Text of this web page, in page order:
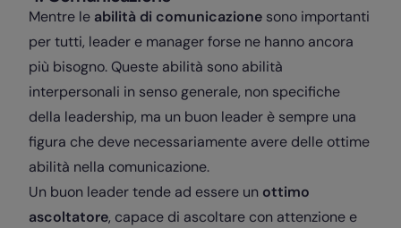
Mentre le abilità di comunicazione sono importanti
per tutti, leader e manager forse ne hanno ancora
più bisogno. Queste abilità sono abilità
interpersonali in senso generale, non specifiche
della leadership, ma un buon leader è sempre una
figura che deve necessariamente avere delle ottime
abilità nella comunicazione.
Un buon leader tende ad essere un ottimo
ascoltatore, capace di ascoltare con attenzione e